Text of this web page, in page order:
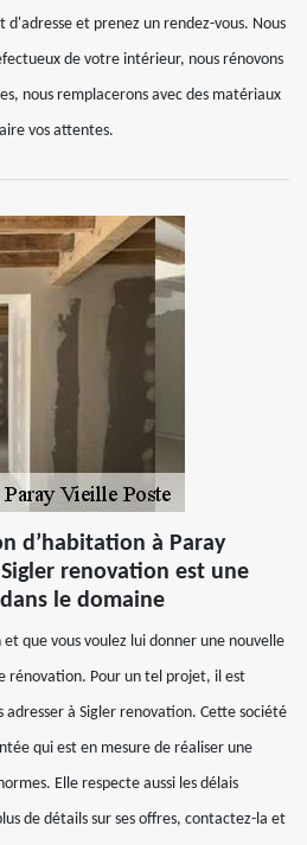
d'adresse et prenez un rendez-vous. Nous
de votre intérieur, nous rénovons
nous remplacerons avec des matériaux
vos attentes.
d’habitation à Paray
renovation est une
le domaine
et que vous voulez lui donner une nouvelle
rénovation. Pour un tel projet, il est
adresser à Sigler renovation. Cette société
qui est en mesure de réaliser une
Elle respecte aussi les délais
de détails sur ses offres, contactez-la et